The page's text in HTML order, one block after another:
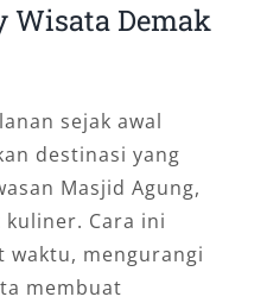
Wisata Demak
sejak awal
destinasi yang
Masjid Agung,
Cara ini
waktu, mengurangi
membuat